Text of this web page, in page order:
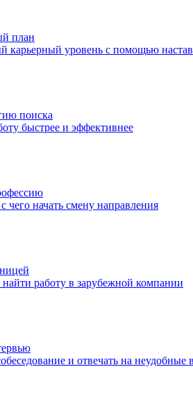
план
карьерный уровень с помощью
поиска
быстрее и эффективнее
чего начать смену направления
работу в зарубежной компании
и отвечать на неудобные